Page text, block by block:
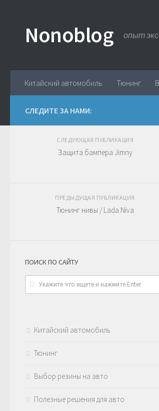
Nonoblog опыт
Китайский автомобиль Тюнинг
СЛЕДИТЕ ЗА НАМИ:
СЛЕДУЮЩАЯ ПУБЛИКАЦИЯ
Защита бампера Jimny
ПРЕДЫДУЩАЯ ПУБЛИКАЦИЯ
Тюнинг нивы / Lada Niva
ПОИСК ПО САЙТУ
Китайский автомобиль
Тюнинг
Выбор резины на авто
Полезные решения для авто